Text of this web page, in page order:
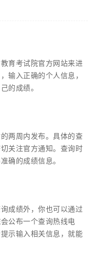
育考试院官方网站来进
输入正确的个人信息，
的成绩。
两周内发布。具体的查
关注官方通知。查询时
确的成绩信息。
成绩外，你也可以通过
公布一个查询热线电
示输入相关信息，就能